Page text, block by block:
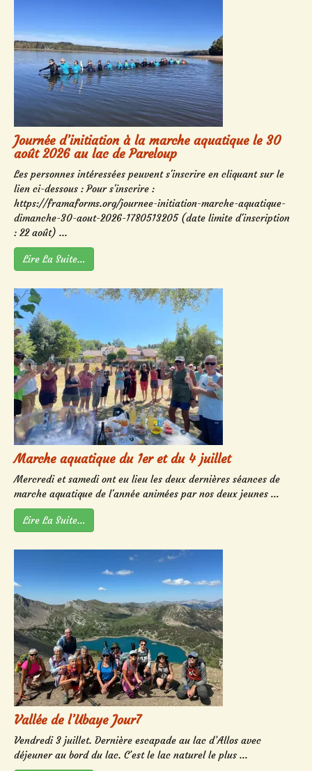
Journée d’initiation à la marche aquatique le 30
août 2026 au lac de Pareloup
Les personnes intéressées peuvent s'inscrire en cliquant sur le
lien ci-dessous : Pour s'inscrire :
https://framaforms.org/journee-initiation-marche-aquatique-
dimanche-30-aout-2026-1780513205 (date limite d'inscription
: 22 août) ...
Lire La Suite…
Marche aquatique du 1er et du 4 juillet
Mercredi et samedi ont eu lieu les deux dernières séances de
marche aquatique de l'année animées par nos deux jeunes ...
Lire La Suite…
Vallée de l’Ubaye Jour7
Vendredi 3 juillet. Dernière escapade au lac d’Allos avec
déjeuner au bord du lac. C’est le lac naturel le plus ...